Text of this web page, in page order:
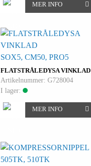
MER INFO
FLATSTRÅLEDYSA VINKLAD
SOX5, CM50, PRO5
Artikelnummer: G728004
I lager:
MER INFO
505TK, 510TK